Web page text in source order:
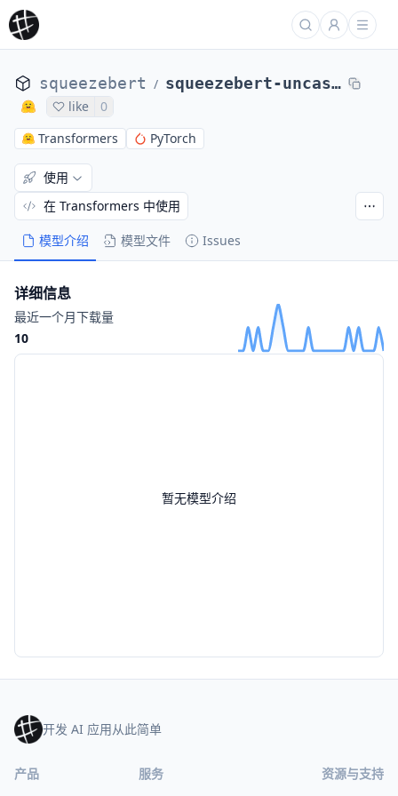
squeezebert / squeezebert-uncased
like
0
Transformers
PyTorch
模型介绍 模型文件 Issues
使用
在 Transformers 中使用
暂无模型介绍
详细信息
最近一个月下载量
10
开发 AI 应用从此简单
产品 服务 资源与支持